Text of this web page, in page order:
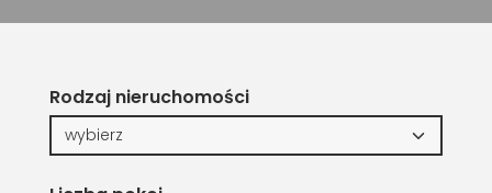
Rodzaj nieruchomości